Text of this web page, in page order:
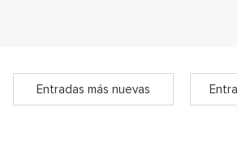
Entradas más nuevas